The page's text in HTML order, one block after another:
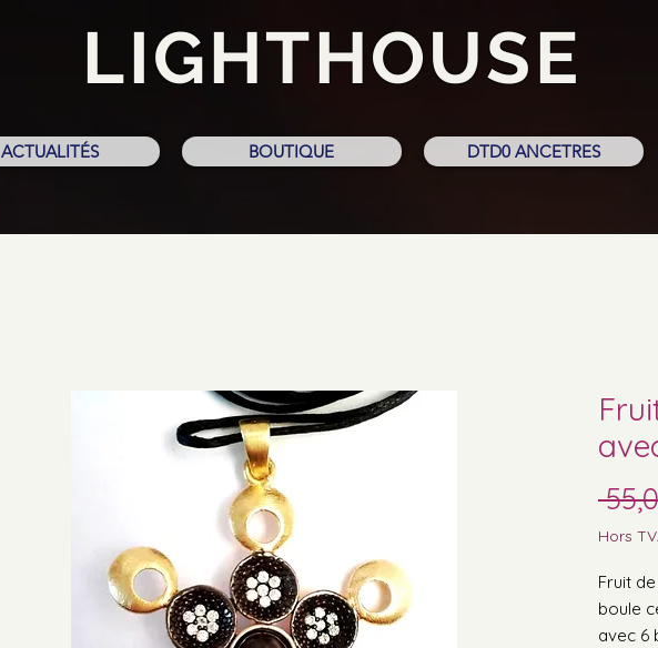
LIGHTHOUSE
ACTUALITÉS BOUTIQUE DTD0 ANCETRES
Hors
Fruit
boule
avec 6